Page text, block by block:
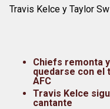
Travis Kelce y Taylor
Chiefs remonta
quedarse con el
AFC
Travis Kelce
cantante